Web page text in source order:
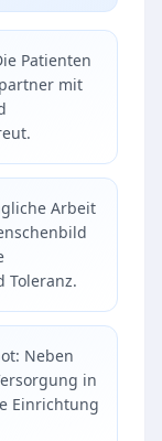
Patienten
mit
Arbeit
Toleranz.
Neben
in
Einrichtung